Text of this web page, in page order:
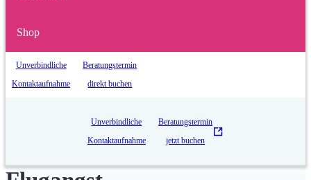
Shop
Unverbindliche
Kontaktaufnahme
Beratungstermin
direkt buchen
Ö
i
Unverbindliche
Kontaktaufnahme
Beratungstermin
jetzt buchen